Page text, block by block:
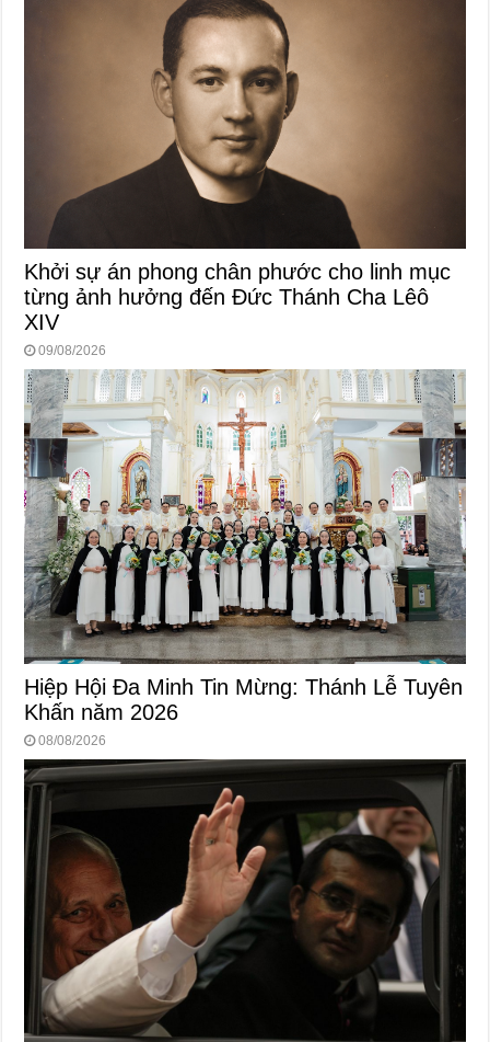
Khởi sự án phong chân phước cho linh mục
từng ảnh hưởng đến Đức Thánh Cha Lêô
XIV
09/08/2026
Hiệp Hội Đa Minh Tin Mừng: Thánh Lễ Tuyên
Khấn năm 2026
08/08/2026